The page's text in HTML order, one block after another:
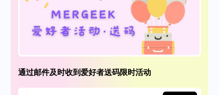
通过邮件及时收到爱好者送码限时活动